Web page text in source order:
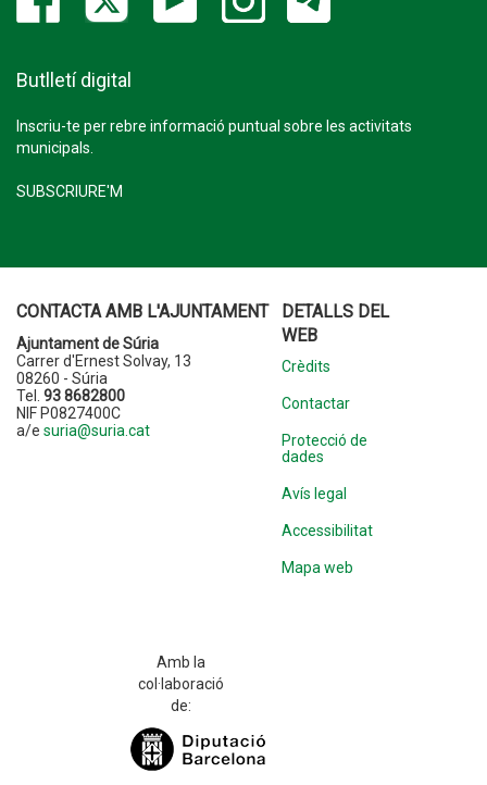
Butlletí digital
Inscriu-te per rebre informació puntual sobre les activitats
municipals.
SUBSCRIURE'M
CONTACTA AMB L'AJUNTAMENT
Ajuntament de Súria
Carrer d'Ernest Solvay, 13
08260 - Súria
Tel. 93 8682800
NIF P0827400C
a/e suria@suria.cat
DETALLS DEL
WEB
Crèdits
Contactar
Protecció de
dades
Avís legal
Accessibilitat
Mapa web
Amb la
col·laboració
de: